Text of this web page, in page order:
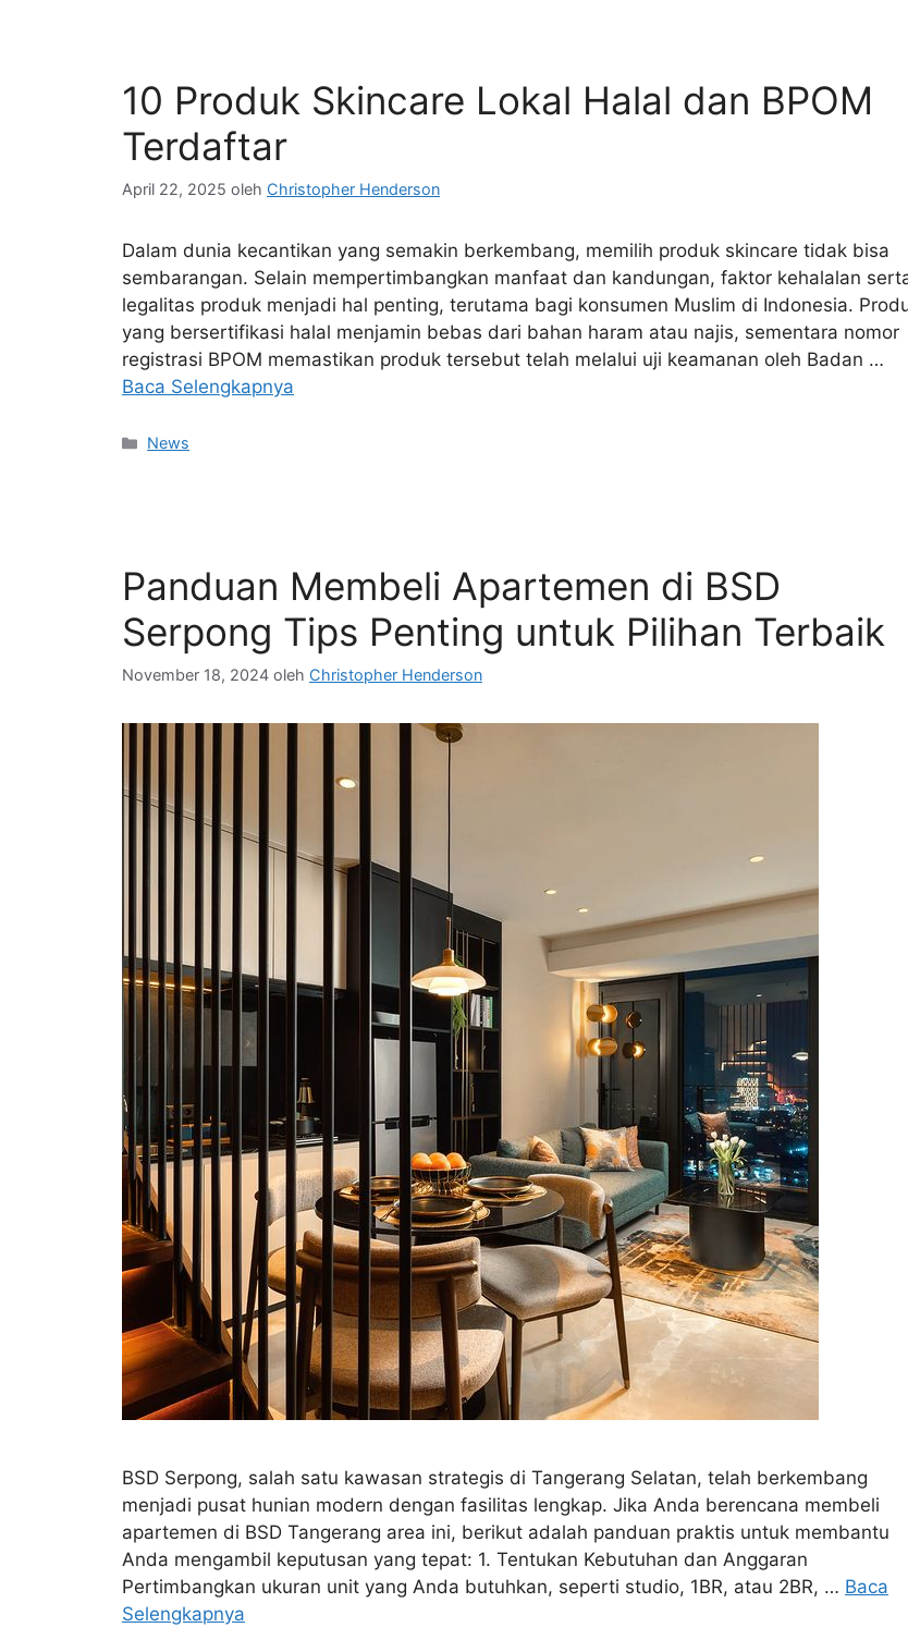
10 Produk Skincare Lokal Halal dan BPOM
Terdaftar
April 22, 2025 oleh Christopher Henderson
Dalam dunia kecantikan yang semakin berkembang, memilih produk skincare tidak bisa
sembarangan. Selain mempertimbangkan manfaat dan kandungan, faktor kehalalan
legalitas produk menjadi hal penting, terutama bagi konsumen Muslim di Indonesia.
yang bersertifikasi halal menjamin bebas dari bahan haram atau najis, sementara nomor
registrasi BPOM memastikan produk tersebut telah melalui uji keamanan oleh Badan …
Baca Selengkapnya
Kategori
News
Panduan Membeli Apartemen di BSD
Serpong Tips Penting untuk Pilihan Terbaik
November 18, 2024 oleh Christopher Henderson
BSD Serpong, salah satu kawasan strategis di Tangerang Selatan, telah berkembang
menjadi pusat hunian modern dengan fasilitas lengkap. Jika Anda berencana membeli
apartemen di BSD Tangerang area ini, berikut adalah panduan praktis untuk membantu
Anda mengambil keputusan yang tepat: 1. Tentukan Kebutuhan dan Anggaran
Pertimbangkan ukuran unit yang Anda butuhkan, seperti studio, 1BR, atau 2BR, … Baca
Selengkapnya